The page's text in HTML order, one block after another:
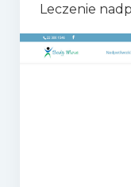
Leczenie